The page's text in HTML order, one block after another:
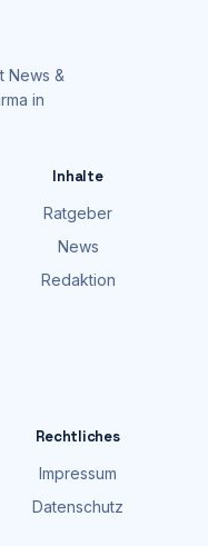
News &
in
Inhalte
Ratgeber
News
Redaktion
Rechtliches
Impressum
Datenschutz